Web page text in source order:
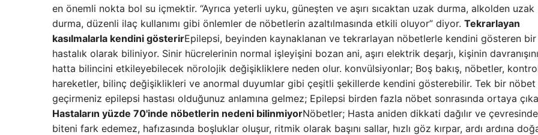
en önemli nokta bol su içmektir. “Ayrıca yeterli uyku, güneşten ve aşırı sıcaktan uzak durma, alkolden uzak
durma, düzenli ilaç kullanımı gibi önlemler de nöbetlerin azaltılmasında etkili oluyor” diyor. Tekrarlayan
kasılmalarla kendini gösterirEpilepsi, beyinden kaynaklanan ve tekrarlayan nöbetlerle kendini gösteren bir
hastalık olarak biliniyor. Sinir hücrelerinin normal işleyişini bozan ani, aşırı elektrik deşarjı, kişinin
hatta bilincini etkileyebilecek nörolojik değişikliklere neden olur. konvülsiyonlar; Boş bakış, nöbetler,
hareketler, bilinç değişiklikleri ve anormal duyumlar gibi çeşitli şekillerde kendini gösterebilir. Tek bir nöbet
geçirmeniz epilepsi hastası olduğunuz anlamına gelmez; Epilepsi birden fazla nöbet sonrasında ortaya
Hastaların yüzde 70'inde nöbetlerin nedeni bilinmiyorNöbetler; Hasta aniden dikkati dağılır ve
biteni fark edemez, hafızasında boşluklar oluşur, ritmik olarak başını sallar, hızlı göz kırpar, ardı ardına